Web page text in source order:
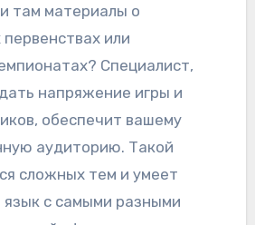
там материалы о
или
Специалист,
напряжение игры и
обеспечит вашему
аудиторию. Такой
сложных тем и умеет
с самыми разными